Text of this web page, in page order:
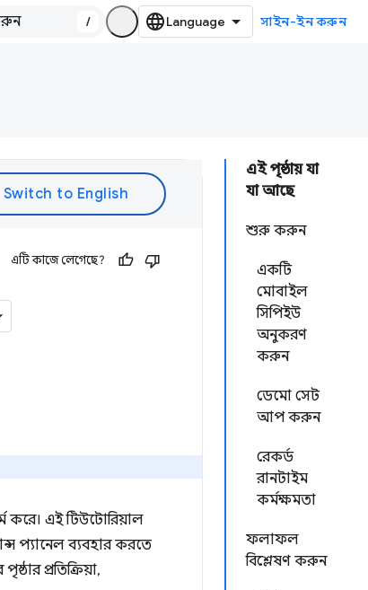
/ সাইন-ইন করুন
এই পৃষ্ঠায় যা
যা আছে
শুরু করুন
একটি
মোবাইল
সিপিইউ
অনুকরণ
করুন
ডেমো সেট
আপ করুন
রেকর্ড
রানটাইম
কর্মক্ষমতা
ফলাফল
বিশ্লেষণ করুন
এটি কাজে লেগেছে?
করে। এই টিউটোরিয়াল
প্যানেল ব্যবহার করতে
প্রতিক্রিয়া,